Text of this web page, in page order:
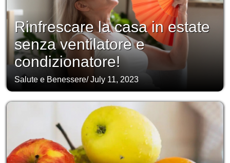
Rinfrescare la casa in estate
senza ventilatore e
condizionatore!
Salute e Benessere/July 11, 2023